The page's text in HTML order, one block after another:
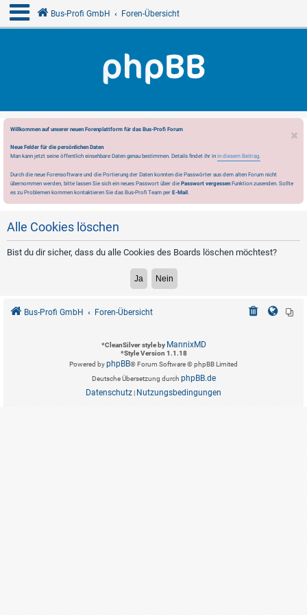
Bus-Profi GmbH Foren-Übersicht
Willkommen auf unserer neuen Forenplattform für das Bus-Profi Forum
Neue Felder für die persönlichen Daten
Man kann jetzt seine öffentlich einsehbare Daten genau bestimmen. Details findet ihr in in diesem Beitrag.
Durch die neue Forensoftware und die Portierung der Daten konnten die Passwörter aus dem alten Forum nicht
übernommen werden, bitte lassen Sie sich ein neues Passwort über die Passwort vergessen Funktion zusenden. Sollte
es zu Problemen kommen kontaktieren Sie das Bus-Profi Team per E-Mail.
Alle Cookies löschen
Bist du dir sicher, dass du alle Cookies des Boards löschen möchtest?
Bus-Profi GmbH Foren-Übersicht
*CleanSilver style by MannixMD
*Style Version 1.1.18
Powered byphpBB® Forum Software © phpBB Limited
Deutsche Übersetzung durch phpBB.de
Datenschutz | Nutzungsbedingungen